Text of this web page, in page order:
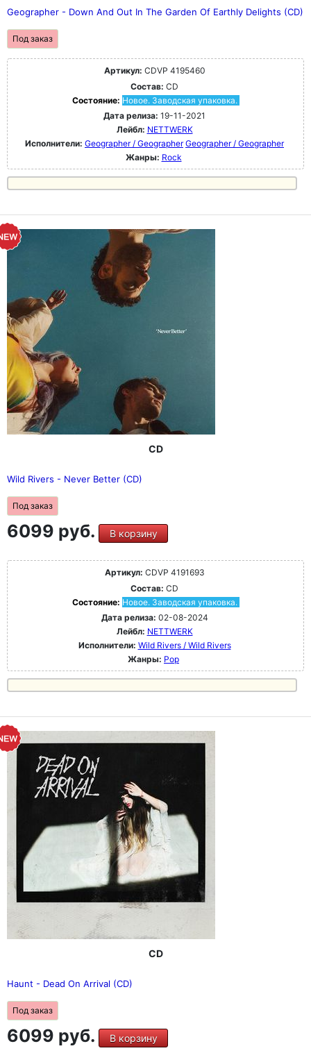
Geographer - Down And Out In The Garden Of Earthly Delights (CD)
Под заказ
Артикул: CDVP 4195460
Состав: CD
Состояние: Новое. Заводская упаковка.
Дата релиза: 19-11-2021
Лейбл: NETTWERK
Исполнители: Geographer / Geographer Geographer / Geographer
Жанры: Rock
CD
Wild Rivers - Never Better (CD)
Под заказ
6099 руб. В корзину
Артикул: CDVP 4191693
Состав: CD
Состояние: Новое. Заводская упаковка.
Дата релиза: 02-08-2024
Лейбл: NETTWERK
Исполнители: Wild Rivers / Wild Rivers
Жанры: Pop
CD
Haunt - Dead On Arrival (CD)
Под заказ
6099 руб. В корзину